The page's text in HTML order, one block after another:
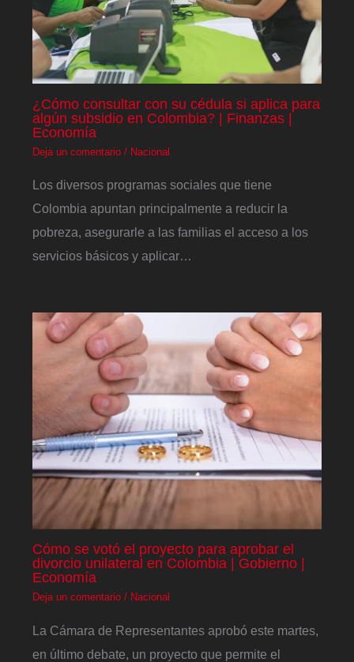
¿Cómo consultar con su cédula si aplica para
algún subsidio en Colombia? | Finanzas |
Economía
Deja un comentario / Nacional
Los diversos programas sociales que tiene
Colombia apuntan principalmente a reducir la
pobreza, asegurarle a las familias el acceso a los
servicios básicos y aplicar…
Cómo se votó el proyecto para aprobar el
divorcio unilateral en Colombia | Gobierno |
Economía
Deja un comentario / Nacional
La Cámara de Representantes aprobó este martes,
en último debate, un proyecto que permite el